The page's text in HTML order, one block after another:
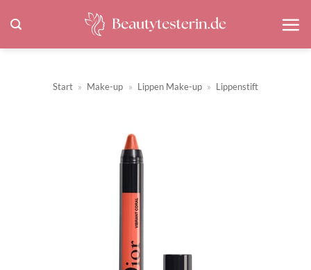
Inhalt
springen
Start » Make-up » Lippen Make-up » Lippenstift